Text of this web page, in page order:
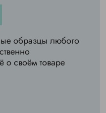
образцы любого
о своём товаре